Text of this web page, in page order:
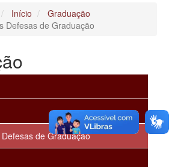
Início
Graduação
Defesas de Graduação
de Graduação